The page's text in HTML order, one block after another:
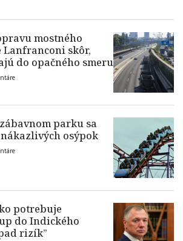
mostného
Lanfranconi skôr,
do opačného smeru
parku sa
osýpok
potrebuje
do Indického
rizík”